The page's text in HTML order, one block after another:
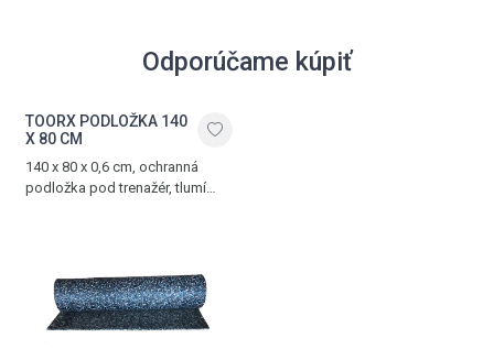
Odporúčame kúpiť
TOORX PODLOŽKA 140
X 80 CM
140 x 80 x 0,6 cm, ochranná
podložka pod trenažér, tlumí